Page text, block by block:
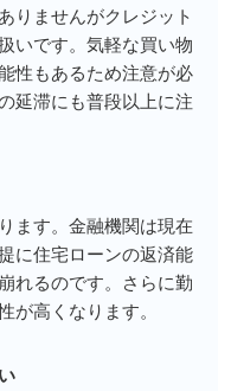
りませんがクレジット
いです。気軽な買い物
性もあるため注意が必
延滞にも普段以上に注
ます。金融機関は現在
に住宅ローンの返済能
れるのです。さらに勤
高くなります。